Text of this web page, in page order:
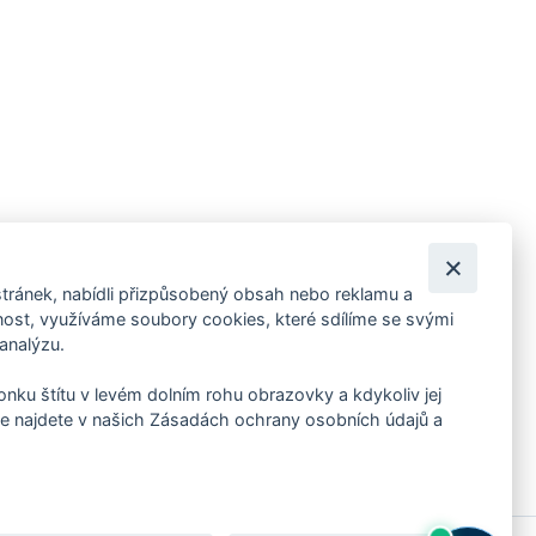
pozvánky na kulturní a sportovní akce?
nabídli přizpůsobený obsah nebo reklamu a
využíváme soubory cookies, které sdílíme se svými
štítu v levém dolním rohu obrazovky a kdykoliv jej
najdete v našich Zásadách ochrany osobních údajů a